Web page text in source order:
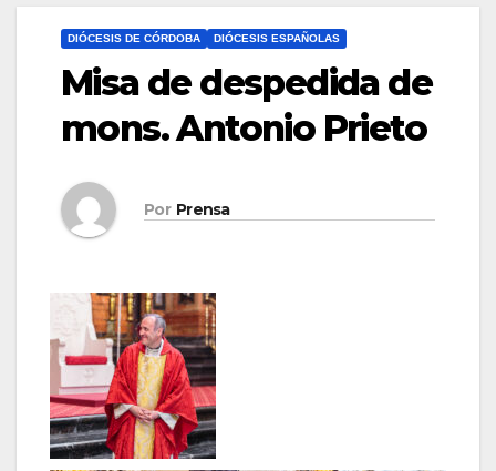
DIÓCESIS DE CÓRDOBA DIÓCESIS ESPAÑOLAS
Misa de despedida de
mons. Antonio Prieto
Por Prensa